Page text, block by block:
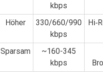
kbps
Höher
330/660/990
kbps
Sparsam
~160-345
kbps